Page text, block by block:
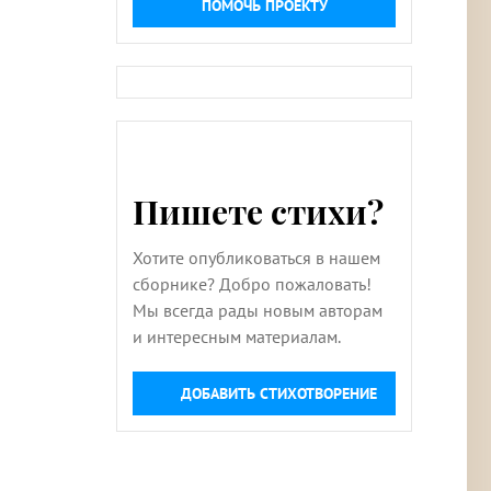
ПОМОЧЬ ПРОЕКТУ
Пишете стихи?
Хотите опубликоваться в нашем
сборнике? Добро пожаловать!
Мы всегда рады новым авторам
и интересным материалам.
ДОБАВИТЬ СТИХОТВОРЕНИЕ